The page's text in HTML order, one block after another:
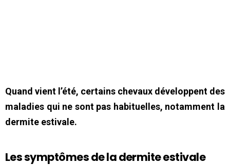
Quand vient l’été, certains chevaux développent des
maladies qui ne sont pas habituelles, notamment la
dermite estivale.
Les symptômes de la dermite estivale